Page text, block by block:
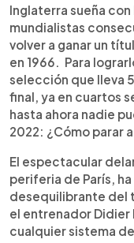
Escuchar
Inglaterra sueña
mundialistas
volver a ganar un
en 1966. Para
selección que lleva
final, ya en cuartos
hasta ahora nadie
2022: ¿Cómo parar
El espectacular
periferia de París,
desequilibrante del
el entrenador Didier
cualquier sistema